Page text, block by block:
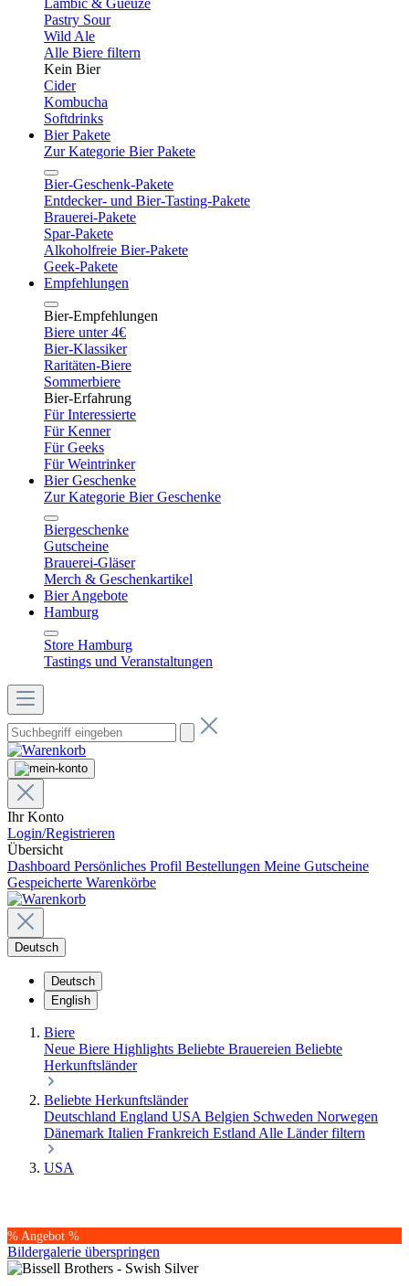
Lambic & Gueuze
Pastry Sour
Wild Ale
Alle Biere filtern
Kein Bier
Cider
Kombucha
Softdrinks
Bier Pakete
Zur Kategorie Bier Pakete
Bier-Geschenk-Pakete
Entdecker- und Bier-Tasting-Pakete
Brauerei-Pakete
Spar-Pakete
Alkoholfreie Bier-Pakete
Geek-Pakete
Empfehlungen
Bier-Empfehlungen
Biere unter 4€
Bier-Klassiker
Raritäten-Biere
Sommerbiere
Bier-Erfahrung
Für Interessierte
Für Kenner
Für Geeks
Für Weintrinker
Bier Geschenke
Zur Kategorie Bier Geschenke
Biergeschenke
Gutscheine
Brauerei-Gläser
Merch & Geschenkartikel
Bier Angebote
Hamburg
Store Hamburg
Tastings und Veranstaltungen
Ihr Konto
Login/Registrieren
Übersicht
Dashboard Persönliches Profil Bestellungen Meine Gutscheine
Gespeicherte Warenkörbe
Deutsch
Deutsch
English
Biere
Neue Biere Highlights Beliebte Brauereien Beliebte
Herkunftsländer
Beliebte Herkunftsländer
Deutschland England USA Belgien Schweden Norwegen
Dänemark Italien Frankreich Estland Alle Länder filtern
USA
% Angebot %
Bildergalerie überspringen